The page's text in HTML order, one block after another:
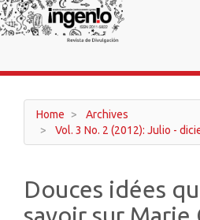
Main
Navigation
Main
Sidebar
Home
Archives
Vol. 3 No. 2 (2012): Julio -
Douces idées